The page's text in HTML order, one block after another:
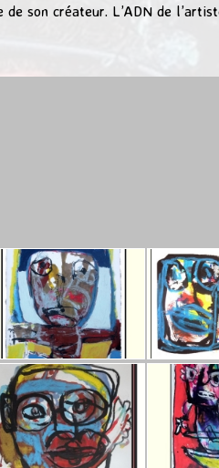
son créateur. L’ADN de